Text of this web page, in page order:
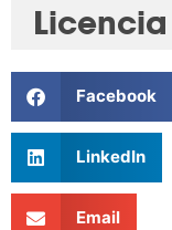
Facebook
LinkedIn
Email